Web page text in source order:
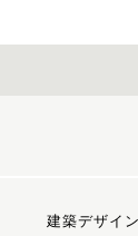
建築デザイン